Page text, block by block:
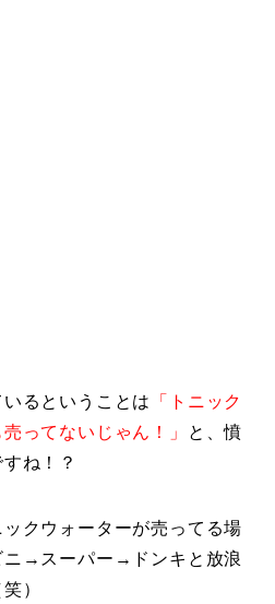
るということは
「トニック
ってないじゃん！」
と、憤
ね！？
クウォーターが売ってる場
ニ→スーパー→ドンキと放浪
）